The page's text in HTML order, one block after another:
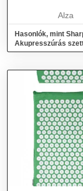
Alza
Hasonlók, mint
Akupresszúrás